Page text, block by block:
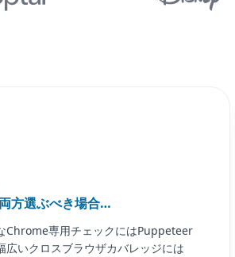
両方選ぶべき場合…
Chrome専用チェックにはPuppeteer
広いクロスブラウザカバレッジには